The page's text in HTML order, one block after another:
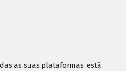
as suas plataformas, está